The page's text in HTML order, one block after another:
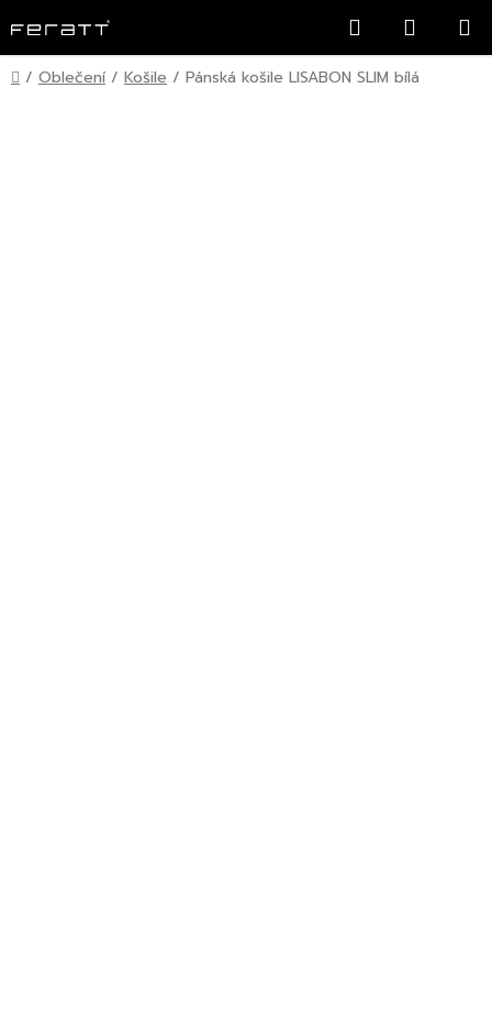
na
obsah
Hledat
KOŠÍK
Domů
/ Oblečení / Košile / Pánská košile LISABON SLIM bílá